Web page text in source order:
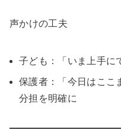
声かけの工夫
子ども：「いま上手に
保護者：「今日はここ
分担を明確に